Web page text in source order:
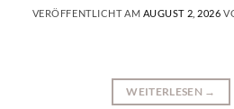
VERÖFFENTLICHT AM AUGUST 2, 2026
WEITERLESEN →